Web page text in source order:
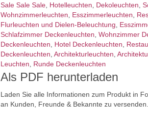
Sale Sale Sale Hotelleuchten Dekoleuchten
Wohnzimmer­leuchten
Esszimmer­­leuchten
Flurleuchten und Dielen-Beleuchtung
Schlafzimmer Deckenleuchten Wohnzimmer
Deckenleuchten
Hotel Deckenleuchten
Deckenleuchten Architektur­leuchten
Leuchten
Runde Deckenleuchten
Als PDF herunterladen
Laden Sie alle Informationen zum Produkt in
an Kunden, Freunde & Bekannte zu versenden.